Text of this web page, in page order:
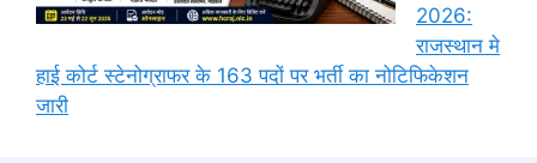
2026:
राजस्थान मे
हाई कोर्ट स्टेनोग्राफर के 163 पदों पर भर्ती का नोटिफिकेशन
जारी